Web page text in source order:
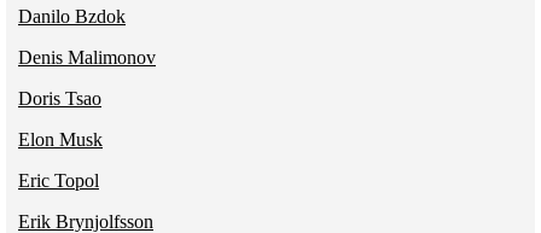
Danilo Bzdok
Denis Malimonov
Doris Tsao
Elon Musk
Eric Topol
Erik Brynjolfsson